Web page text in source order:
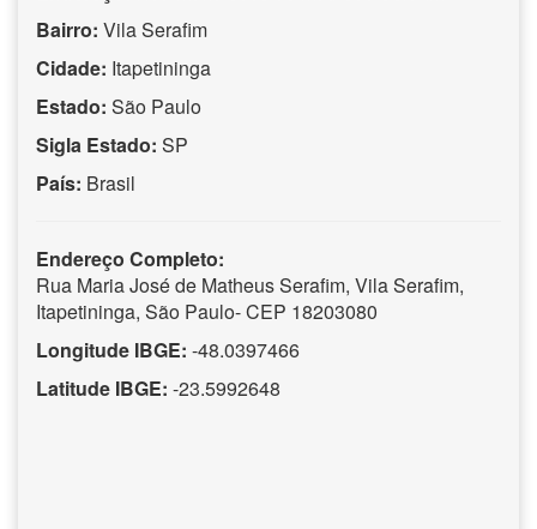
Bairro: Vila Serafim
Cidade: Itapetininga
Estado: São Paulo
Sigla Estado: SP
País: Brasil
Endereço Completo:
Rua Maria José de Matheus Serafim, Vila Serafim,
Itapetininga, São Paulo- CEP 18203080
Longitude IBGE: -48.0397466
Latitude IBGE: -23.5992648